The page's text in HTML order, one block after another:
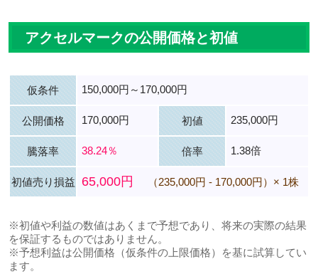
アクセルマークの公開価格と初値
仮条件 150,000円～170,000円
公開価格 170,000円 初値 235,000円
騰落率 38.24％ 倍率 1.38倍
初値売り損益 65,000円 （235,000円 - 170,000円）× 1株
※初値や利益の数値はあくまで予想であり、将来の実際の結果
を保証するものではありません。
※予想利益は公開価格（仮条件の上限価格）を基に試算してい
ます。